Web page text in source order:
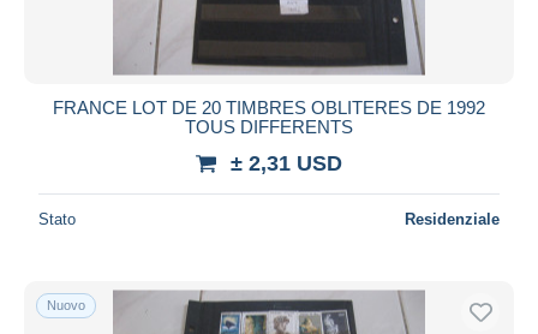
FRANCE LOT DE 20 TIMBRES OBLITERES DE 1992
TOUS DIFFERENTS
± 2,31 USD
Stato Residenziale
Nuovo